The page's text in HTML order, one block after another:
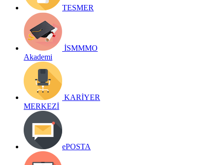
TESMER
İSMMMO
Akademi
KARİYER
MERKEZİ
ePOSTA